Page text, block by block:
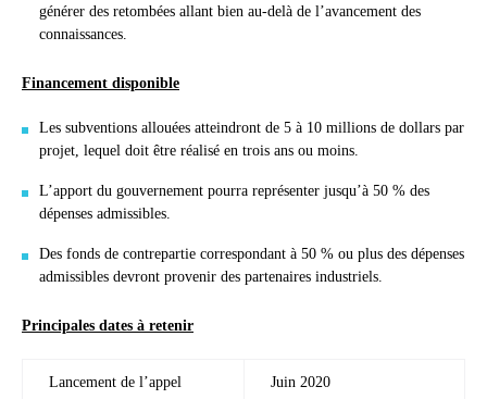
générer des retombées allant bien au-delà de l’avancement des
connaissances.
Financement disponible
Les subventions allouées atteindront de 5 à 10 millions de dollars par
projet, lequel doit être réalisé en trois ans ou moins.
L’apport du gouvernement pourra représenter jusqu’à 50 % des
dépenses admissibles.
Des fonds de contrepartie correspondant à 50 % ou plus des dépenses
admissibles devront provenir des partenaires industriels.
Principales dates à retenir
Lancement de l’appel Juin 2020